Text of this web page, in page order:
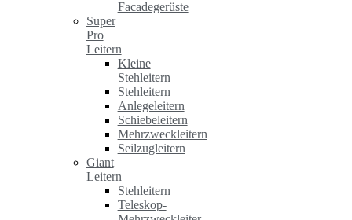
Facadegerüste
Super
Pro
Leitern
Kleine
Stehleitern
Stehleitern
Anlegeleitern
Schiebeleitern
Mehrzweckleitern
Seilzugleitern
Giant
Leitern
Stehleitern
Teleskop-